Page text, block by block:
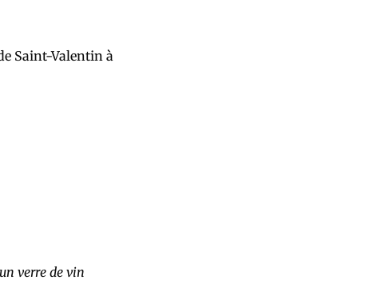
Saint-Valentin à
verre de vin